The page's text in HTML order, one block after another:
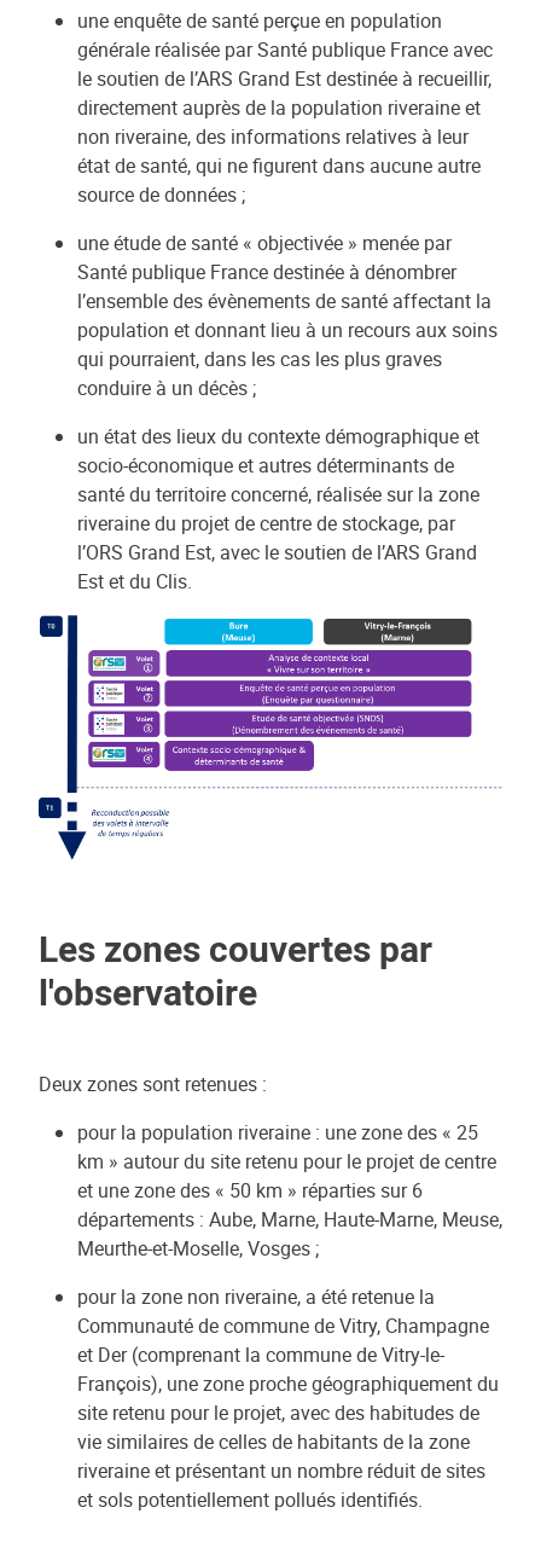
une enquête de santé perçue en population
générale réalisée par Santé publique France avec
le soutien de l’ARS Grand Est destinée à recueillir,
directement auprès de la population riveraine et
non riveraine, des informations relatives à leur
état de santé, qui ne figurent dans aucune autre
source de données ;
une étude de santé « objectivée » menée par
Santé publique France destinée à dénombrer
l’ensemble des évènements de santé affectant la
population et donnant lieu à un recours aux soins
qui pourraient, dans les cas les plus graves
conduire à un décès ;
un état des lieux du contexte démographique et
socio-économique et autres déterminants de
santé du territoire concerné, réalisée sur la zone
riveraine du projet de centre de stockage, par
l’ORS Grand Est, avec le soutien de l’ARS Grand
Est et du Clis.
Les zones couvertes par
l'observatoire
Deux zones sont retenues :
pour la population riveraine : une zone des « 25
km » autour du site retenu pour le projet de centre
et une zone des « 50 km » réparties sur 6
départements : Aube, Marne, Haute-Marne, Meuse,
Meurthe-et-Moselle, Vosges ;
pour la zone non riveraine, a été retenue la
Communauté de commune de Vitry, Champagne
et Der (comprenant la commune de Vitry-le-
François), une zone proche géographiquement du
site retenu pour le projet, avec des habitudes de
vie similaires de celles de habitants de la zone
riveraine et présentant un nombre réduit de sites
et sols potentiellement pollués identifiés.